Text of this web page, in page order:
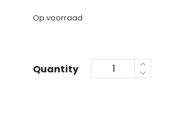
Op voorraad
Quantity